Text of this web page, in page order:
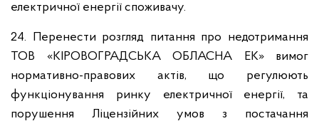
електричної енергії споживачу.
24. Перенести розгляд питання про недотримання
ТОВ «КІРОВОГРАДСЬКА ОБЛАСНА ЕК» вимог
нормативно-правових актів, що регулюють
функціонування ринку електричної енергії, та
порушення Ліцензійних умов з постачання